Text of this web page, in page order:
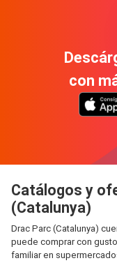
con
Catálogos y
(Catalunya)
Drac Parc (Catalunya)
puede comprar con
familiar en